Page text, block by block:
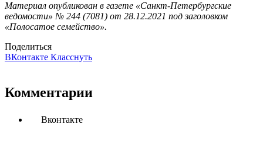
Материал опубликован в газете «Санкт-Петербургские
ведомости» № 244 (7081) от 28.12.2021 под заголовком
«Полосатое семейство».
Поделиться
ВКонтакте Класснуть
Комментарии
Вконтакте